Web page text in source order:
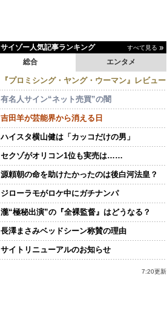
サイゾー人気記事ランキング すべて見る
エンタメ
総合
『プロミシング・ヤング・ウーマン』レビュー
有名人サイン“ネット売買”の闇
吉田羊が芸能界から消える日
ハイスタ横山健は「カッコだけの男」
セクゾがオリコン1位も実売は……
源頼朝の命を助けたかったのは後白河法皇？
ジローラモがロケ中にガチナンパ
瀧“極秘出演”の『全裸監督』はどうなる？
長澤まさみベッドシーン称賛の理由
サイトリニューアルのお知らせ
7:20更新